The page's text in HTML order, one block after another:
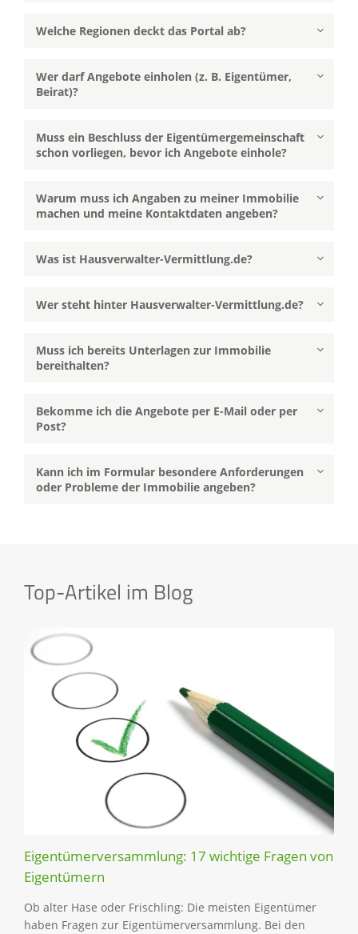
Welche Regionen deckt das Portal ab?
Wer darf Angebote einholen (z. B. Eigentümer,
Beirat)?
Muss ein Beschluss der Eigentümergemeinschaft
schon vorliegen, bevor ich Angebote einhole?
Warum muss ich Angaben zu meiner Immobilie
machen und meine Kontaktdaten angeben?
Was ist Hausverwalter-Vermittlung.de?
Wer steht hinter Hausverwalter-Vermittlung.de?
Muss ich bereits Unterlagen zur Immobilie
bereithalten?
Bekomme ich die Angebote per E-Mail oder per
Post?
Kann ich im Formular besondere Anforderungen
oder Probleme der Immobilie angeben?
Top-Artikel im Blog
Eigentümerversammlung: 17 wichtige Fragen von
Eigentümern
Ob alter Hase oder Frischling: Die meisten Eigentümer
haben Fragen zur Eigentümerversammlung. Bei den